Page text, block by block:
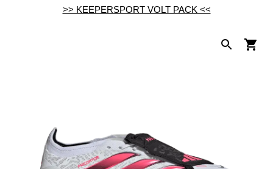
>> KEEPERSPORT VOLT PACK <<